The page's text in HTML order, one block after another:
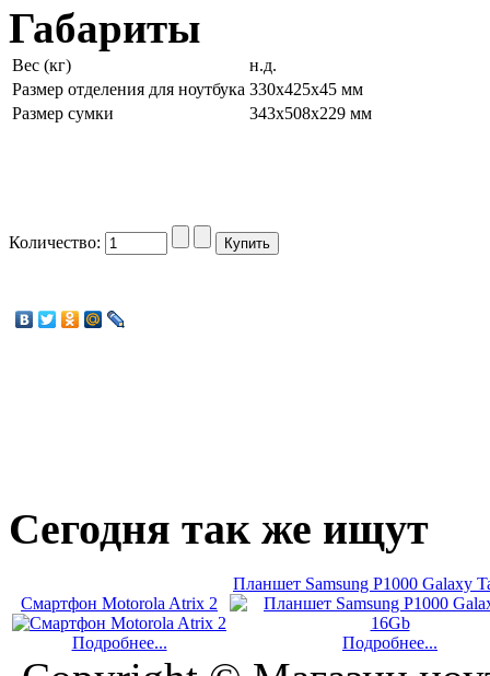
Габариты
Вес (кг)
н.д.
Размер отделения для ноутбука 330x425x45 мм
Размер сумки
343x508x229 мм
Количество:
Сегодня так же ищут
Смартфон Motorola Atrix 2
Подробнее...
Планшет Samsung P1000 Galaxy
Подробнее...